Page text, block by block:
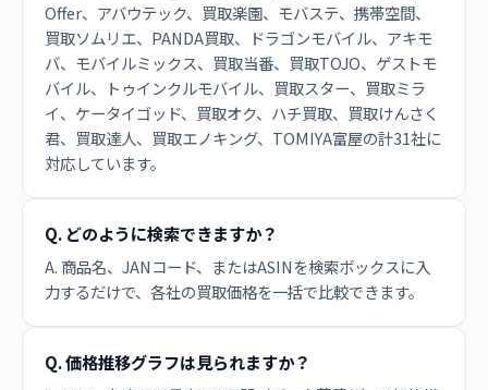
Offer、アバウテック、買取楽園、モバステ、携帯空間、
買取ソムリエ、PANDA買取、ドラゴンモバイル、アキモ
バ、モバイルミックス、買取当番、買取TOJO、ゲストモ
バイル、トゥインクルモバイル、買取スター、買取ミラ
イ、ケータイゴッド、買取オク、ハチ買取、買取けんさく
君、買取達人、買取エノキング、TOMIYA富屋の計31社に
対応しています。
Q. どのように検索できますか？
A. 商品名、JANコード、またはASINを検索ボックスに入
力するだけで、各社の買取価格を一括で比較できます。
Q. 価格推移グラフは見られますか？